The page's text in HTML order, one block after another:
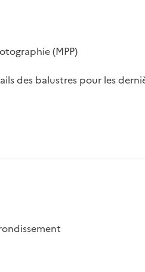
(MPP)
des balustres pour les